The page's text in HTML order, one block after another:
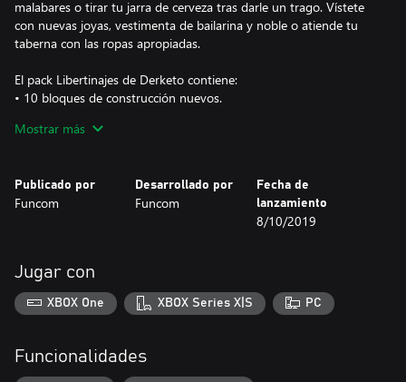
malabares o tirar tu jarra de cerveza tras darle un trago. Vístete
con nuevas joyas, vestimenta de bailarina y noble o atiende tu
taberna con las ropas apropiadas.
El pack Libertinajes de Derketo contiene:
• 10 bloques de construcción nuevos.
cimientos de una casa de árbol.
- Dos conjuntos pesados con una versión épica de cada uno para
el final de juego.
• 10 nuevas indumentarias, como la de dueño de la posada y la
de noble.
- Ropa decorativa perfecta para los jugadores de rol.
- Pinturas de guerra decorativas que representan emociones
Mostrar más
Publicado por
Funcom
Desarrollado por
Funcom
Fecha de
lanzamiento
8/10/2019
Jugar con
XBOX One XBOX Series X|S PC
Funcionalidades